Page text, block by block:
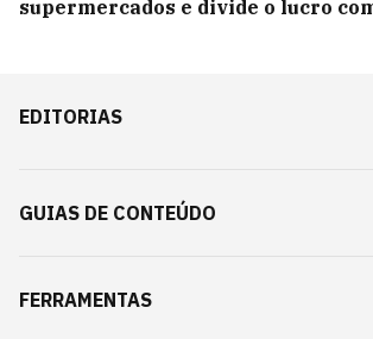
supermercados e divide o lucro
EDITORIAS
GUIAS DE CONTEÚDO
FERRAMENTAS